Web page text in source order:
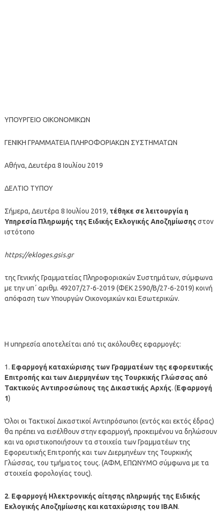
ΥΠΟΥΡΓΕΙΟ ΟΙΚΟΝΟΜΙΚΩΝ
ΓΕΝΙΚΗ ΓΡΑΜΜΑΤΕΙΑ ΠΛΗΡΟΦΟΡΙΑΚΩΝ ΣΥΣΤΗΜΑΤΩΝ
Αθήνα, Δευτέρα 8 Ιουλίου 2019
ΔΕΛΤΙΟ ΤΥΠΟΥ
Σήμερα, Δευτέρα 8 Ιουλίου 2019, τέθηκε σε λειτουργία η
Υπηρεσία Πληρωμής της Ειδικής Εκλογικής Αποζημίωσης στον
ιστότοπο
https://ekloges.gsis.gr
της Γενικής Γραμματείας Πληροφοριακών Συστημάτων, σύμφωνα
με την υπ΄ αριθμ. 49207/27-6-2019 (ΦΕΚ 2590/Β/27-6-2019) κοινή
απόφαση των Υπουργών Οικονομικών και Εσωτερικών.
Η υπηρεσία αποτελείται από τις ακόλουθες εφαρμογές:
1. Εφαρμογή καταχώρισης των Γραμματέων της εφορευτικής
Επιτροπής και των Διερμηνέων της Τουρκικής Γλώσσας από
Τακτικούς Αντιπροσώπους της Δικαστικής Αρχής. (Εφαρμογή
1)
Όλοι οι Τακτικοί Δικαστικοί Αντιπρόσωποι (εντός και εκτός έδρας)
θα πρέπει να εισέλθουν στην εφαρμογή, προκειμένου να δηλώσουν
και να οριστικοποιήσουν τα στοιχεία των Γραμματέων της
Εφορευτικής Επιτροπής και των Διερμηνέων της Τουρκικής
Γλώσσας, του τμήματος τους. (ΑΦΜ, ΕΠΩΝΥΜΟ σύμφωνα με τα
στοιχεία φορολογίας τους).
2. Εφαρμογή Ηλεκτρονικής αίτησης πληρωμής της Ειδικής
Εκλογικής Αποζημίωσης και καταχώρισης του ΙΒΑΝ.